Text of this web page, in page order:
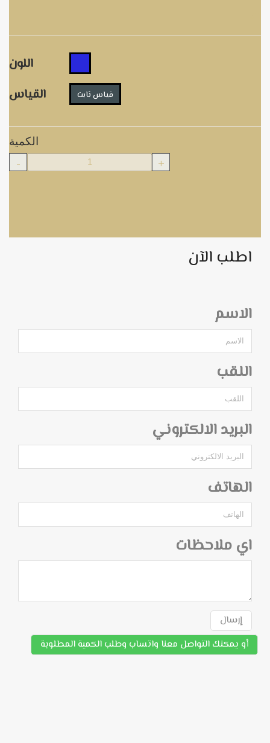
اللون
القياس
قياس ثابت
الكمية
- +
اطلب الآن
الاسم
اللقب
البريد الالكتروني
الهاتف
اي ملاحظات
إرسال
أو يمكنك التواصل معنا واتساب وطلب الكمية المطلوبة